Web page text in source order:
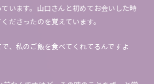
います。山口さんと初めてお会いした時
ださったのを覚えています。
、私のご飯を食べてくれてるんですよ